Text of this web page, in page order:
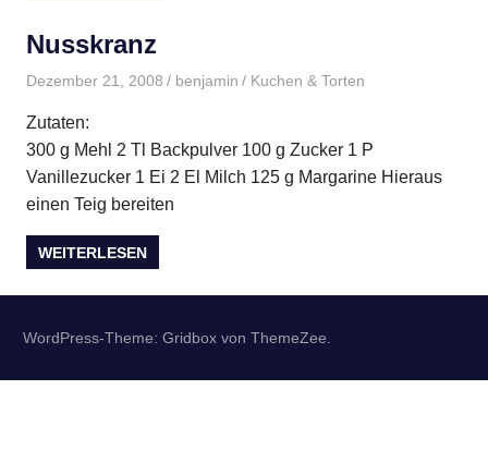
Nusskranz
Dezember 21, 2008 benjamin Kuchen & Torten
Zutaten:
300 g Mehl 2 Tl Backpulver 100 g Zucker 1 P
Vanillezucker 1 Ei 2 El Milch 125 g Margarine Hieraus
einen Teig bereiten
WEITERLESEN
WordPress-Theme: Gridbox von ThemeZee.